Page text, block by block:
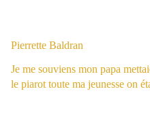
Pierrette Baldran
Je me souviens mon papa
le piarot toute ma jeunesse on